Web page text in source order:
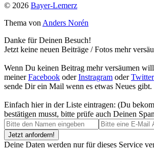
© 2026 Bayer-Lemerz
Thema von Anders Norén
Danke für Deinen Besuch!
Jetzt keine neuen Beiträge / Fotos mehr
Wenn Du keinen Beitrag mehr versäumen
meinerFacebook oderInstragram oderTwitter
sende Dir ein Mail wenn es etwas Neues gibt.
Einfach hier in der Liste eintragen: (Du
bestätigen musst, bitte prüfe auch Deinen
Deine Daten werden nur für dieses Service